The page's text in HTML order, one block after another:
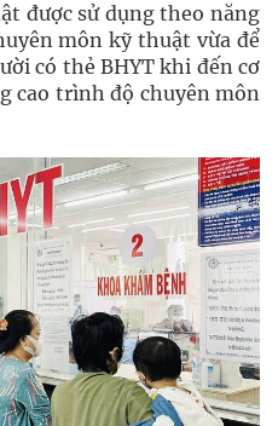
được sử dụng theo năng
môn kỹ thuật vừa để
có thẻ BHYT khi đến cơ
cao trình độ chuyên môn